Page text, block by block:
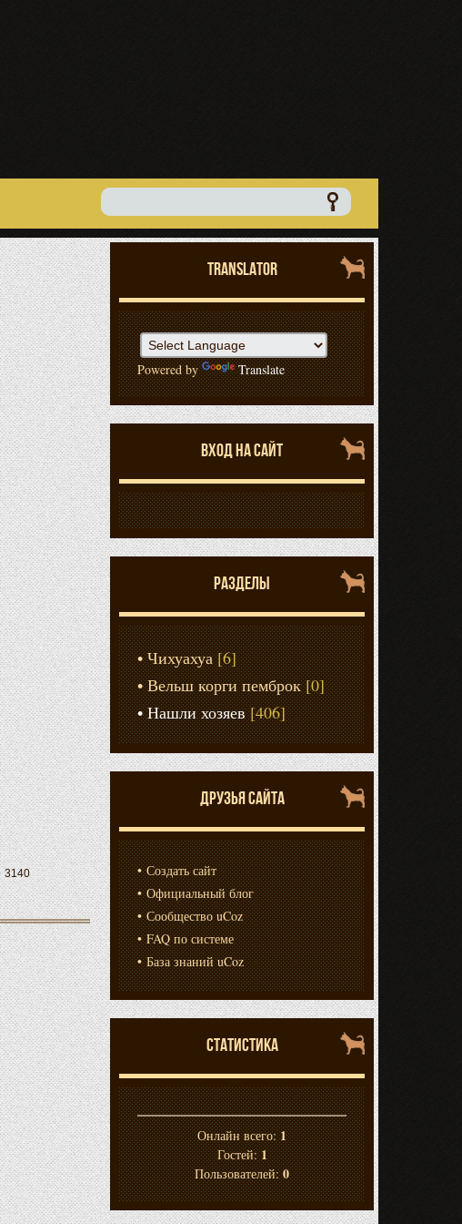
3140
TRANSLATOR
Powered by Translate
ВХОД НА САЙТ
РАЗДЕЛЫ
Чихуахуа [6]
Вельш корги пемброк [0]
Нашли хозяев [406]
ДРУЗЬЯ САЙТА
Создать сайт
Официальный блог
Сообщество uCoz
FAQ по системе
База знаний uCoz
СТАТИСТИКА
Онлайн всего:1
Гостей:1
Пользователей:0